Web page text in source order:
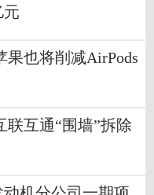
元
果也将削减AirPods
联互通“围墙”拆除